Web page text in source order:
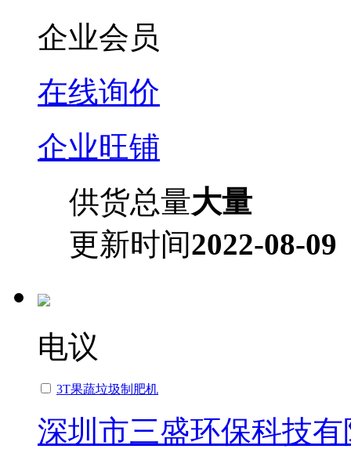
企业会员
在线询价
企业旺铺
供货总量大量
更新时间2022-08-09
电议
3T果蔬垃圾制肥机
深圳市三盛环保科技